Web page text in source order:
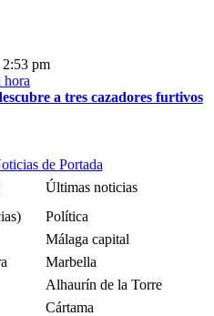
pm
a tres cazadores furtivos
de Portada
Últimas noticias
Política
Málaga capital
Marbella
Alhaurín de la Torre
Cártama